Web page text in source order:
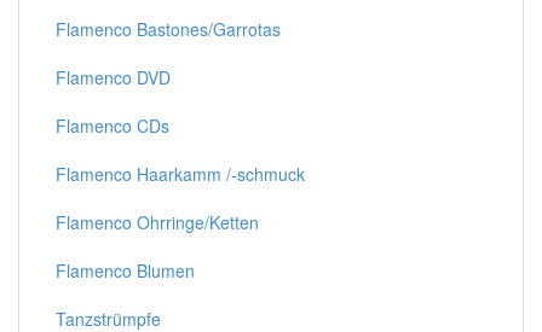
Flamenco Bastones/Garrotas
Flamenco DVD
Flamenco CDs
Flamenco Haarkamm /-schmuck
Flamenco Ohrringe/Ketten
Flamenco Blumen
Tanzstrümpfe